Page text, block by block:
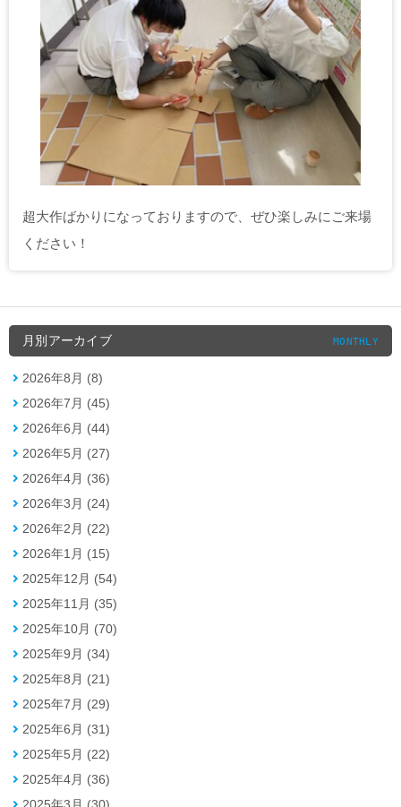
超大作ばかりになっておりますので、ぜひ楽しみにご来場
ください！
月別アーカイブ MONTHLY
2026年8月 (8)
2026年7月 (45)
2026年6月 (44)
2026年5月 (27)
2026年4月 (36)
2026年3月 (24)
2026年2月 (22)
2026年1月 (15)
2025年12月 (54)
2025年11月 (35)
2025年10月 (70)
2025年9月 (34)
2025年8月 (21)
2025年7月 (29)
2025年6月 (31)
2025年5月 (22)
2025年4月 (36)